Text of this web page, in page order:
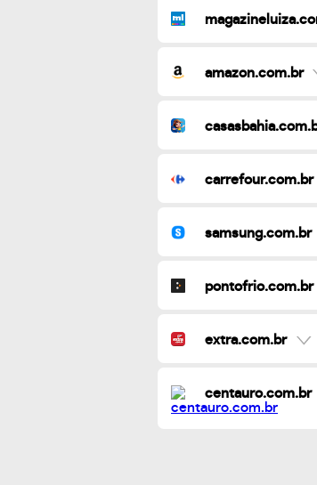
amazon.com.br
carrefour.com.br
samsung.com.br
pontofrio.com.br
extra.com.br
centauro.com.br